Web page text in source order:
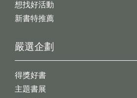
想找好活動
新書特推薦
嚴選企劃
得獎好書
主題書展